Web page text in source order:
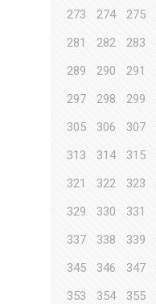
273
274 275
281
282 283
289
290 291
297
298 299
305
306 307
313
314 315
321
322 323
329
330 331
337
338 339
345
346 347
353
354 355